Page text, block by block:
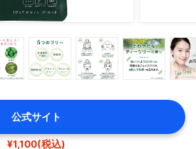
公式サイト
¥1,100(税込)